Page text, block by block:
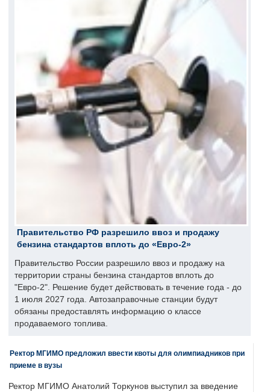
Правительство РФ разрешило ввоз и продажу
бензина стандартов вплоть до «Евро-2»
Правительство России разрешило ввоз и продажу на
территории страны бензина стандартов вплоть до
"Евро-2". Решение будет действовать в течение года - до
1 июля 2027 года. Автозаправочные станции будут
обязаны предоставлять информацию о классе
продаваемого топлива.
Ректор МГИМО предложил ввести квоты для олимпиадников при
приеме в вузы
Ректор МГИМО Анатолий Торкунов выступил за введение